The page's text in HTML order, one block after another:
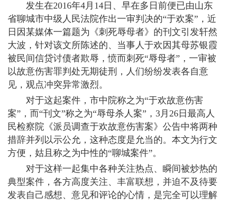
发生在2016年4月14日、早在多日前便已由山东
省聊城市中级人民法院作出一审判决的“于欢案”，近
日因某媒体一篇题为《刺死辱母者》的刊文引发轩然
大波，针对该文所陈述的、当事人于欢因其母苏银霞
被民间信贷讨债者欺辱，愤而刺死“辱母者”，一审被
以故意伤害罪判处无期徒刑，人们纷纷发表各自意
见，观点冲突异常激烈。
对于这起案件，市中院称之为“于欢故意伤害
案”，而“刊文”称之为“辱母杀人案”，3月26日最高人
民检察院《派员调查于欢故意伤害案》公告中将两种
措辞并列以示公允，这种态度是允当的。本文为行文
方便，姑且称之为中性的“聊城案件”。
对于这样一起集中各种关注热点、瞬间被炒热的
典型案件，各方高度关注、丰富联想，并迫不及待要
发表自己感想、意见和评论的心情，是完全可以理解